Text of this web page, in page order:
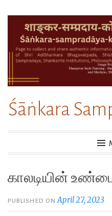
content
Śāṅkara
காலடியின்
PUBLISHED ONApril 27, 2023